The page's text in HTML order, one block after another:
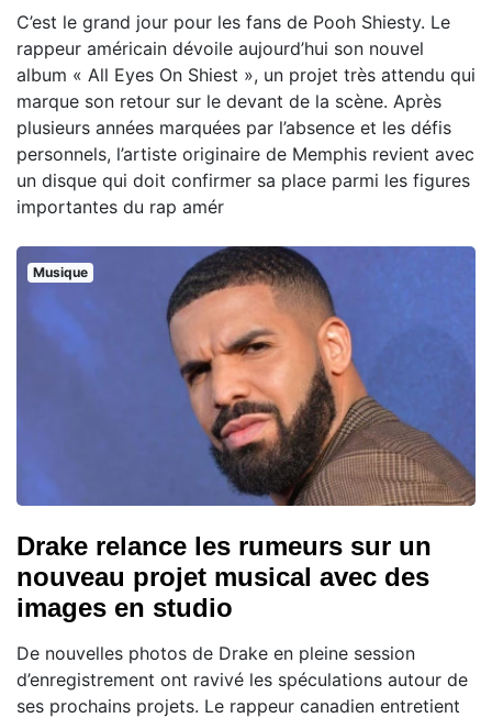
C’est le grand jour pour les fans de Pooh Shiesty. Le
rappeur américain dévoile aujourd’hui son nouvel
album « All Eyes On Shiest », un projet très attendu qui
marque son retour sur le devant de la scène. Après
plusieurs années marquées par l’absence et les défis
personnels, l’artiste originaire de Memphis revient avec
un disque qui doit confirmer sa place parmi les figures
importantes du rap amér
Musique
Drake relance les rumeurs sur un
nouveau projet musical avec des
images en studio
De nouvelles photos de Drake en pleine session
d’enregistrement ont ravivé les spéculations autour de
ses prochains projets. Le rappeur canadien entretient